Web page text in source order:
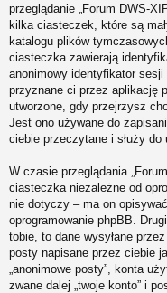
przeglądanie „Forum DWS-
kilka ciasteczek, które są
katalogu plików
ciasteczka zawierają
anonimowy identyfikator sesji
przyznane ci przez aplikację
utworzone, gdy przejrzysz
Jest ono używane do
ciebie przeczytane i służy do
W czasie przeglądania
ciasteczka niezależne od
nie dotyczy – ma on
oprogramowanie phpBB.
tobie, to dane wysyłane
posty napisane przez ciebie
„anonimowe posty”, konta
zwane dalej „twoje konto” i